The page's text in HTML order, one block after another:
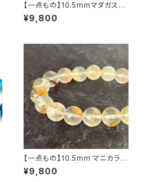
【一点もの】10.5mmマダガスカ
ル産 ディープ・ローズクォーツ
ブレスレット【鑑別済み】
¥9,800
【一点もの】10.5mm マニカラン
産 ライモナイト入り ヒマラヤ水
晶 ブレスレット【M07142】
¥9,800